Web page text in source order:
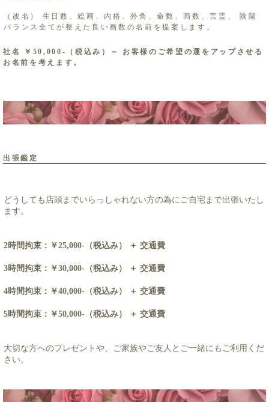
（改名） 生日数、総画、内格、外角、命数、画数、言霊、 陰陽
バランス全てが整えた良い画数の名前を提案します。 ​
社名 ￥50,000-（税込み）～ お客様のご希望の運をアップさせる
お名前を考えます。
出張鑑定
どうしても店頭までいらっしゃれない方の為にご自宅まで出張いたし
ます。
2時間拘束：￥25,000-（税込み） ＋ 交通費
3時間拘束：￥30,000-（税込み） ＋ 交通費
4時間拘束：￥40,000-（税込み） ＋ 交通費
5時間拘束：￥50,000-（税込み） ＋ 交通費
大切な方へのプレゼントや、ご家族やご友人とご一緒にもご利用くだ
さい。